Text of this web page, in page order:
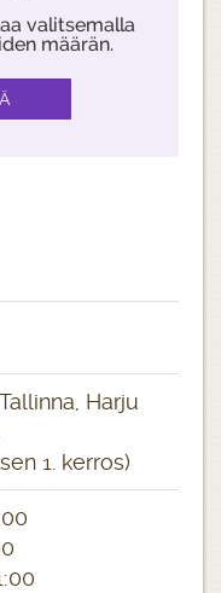
valitsemalla
määrän.
Harju
1. kerros)